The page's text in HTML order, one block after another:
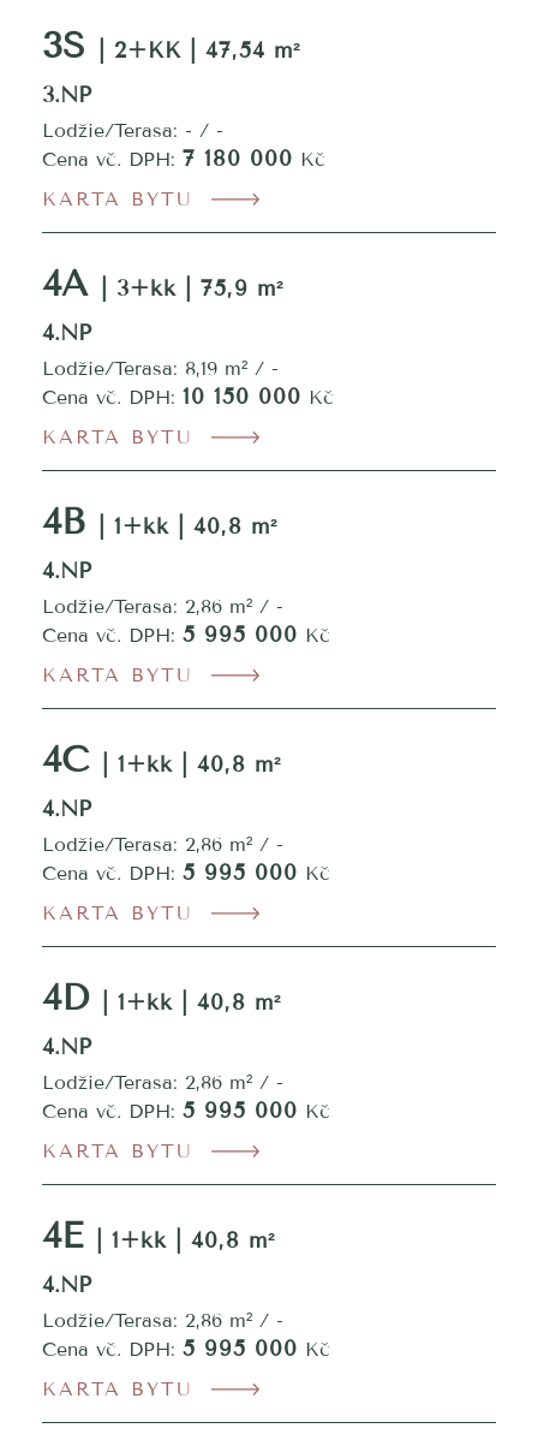
3S
| 2+KK | 47,54 m²
3.NP
Lodžie/Terasa: - / -
Cena vč. DPH: 7 180 000 Kč
KARTA BYTU
4A
| 3+kk | 75,9 m²
4.NP
Lodžie/Terasa: 8,19 m² / -
Cena vč. DPH: 10 150 000 Kč
KARTA BYTU
4B
| 1+kk | 40,8 m²
4.NP
Lodžie/Terasa: 2,86 m² / -
Cena vč. DPH: 5 995 000 Kč
KARTA BYTU
4C
| 1+kk | 40,8 m²
4.NP
Lodžie/Terasa: 2,86 m² / -
Cena vč. DPH: 5 995 000 Kč
KARTA BYTU
4D
| 1+kk | 40,8 m²
4.NP
Lodžie/Terasa: 2,86 m² / -
Cena vč. DPH: 5 995 000 Kč
KARTA BYTU
4E
| 1+kk | 40,8 m²
4.NP
Lodžie/Terasa: 2,86 m² / -
Cena vč. DPH: 5 995 000 Kč
KARTA BYTU